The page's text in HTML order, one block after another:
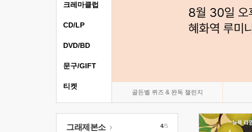
골든벨 퀴즈 & 완독 챌린지
크레마클럽
CD/LP
DVD/BD
문구/GIFT
티켓
그래제본소 4/5